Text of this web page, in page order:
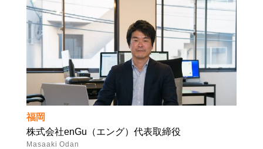
福岡
株式会社enGu（エング）代表取締役
Masaaki Odan